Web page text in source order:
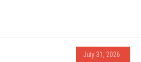
July 31, 2026